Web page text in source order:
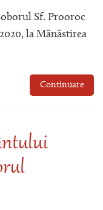
Sf. Prooroc
la Mănăstirea
Continuare